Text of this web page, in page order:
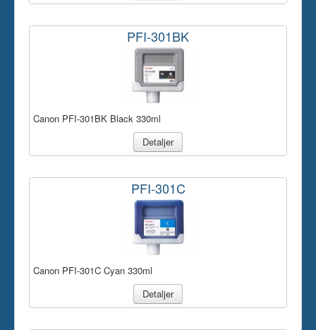
PFI-301BK
Canon PFI-301BK Black 330ml
Detaljer
PFI-301C
Canon PFI-301C Cyan 330ml
Detaljer